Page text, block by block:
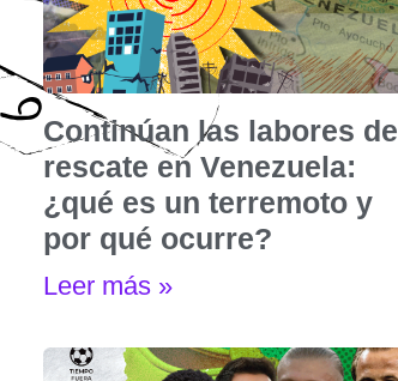
Continúan las labores de
rescate en Venezuela:
¿qué es un terremoto y
por qué ocurre?
Leer más »